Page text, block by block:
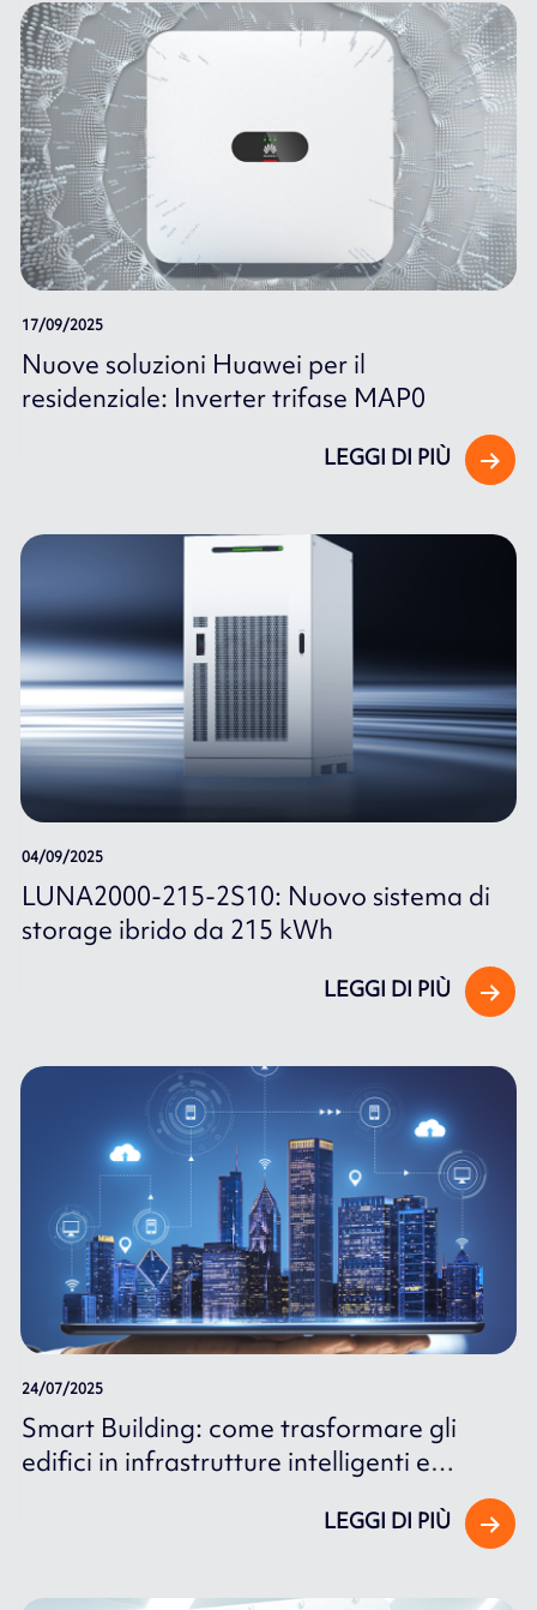
17/09/2025
Nuove soluzioni Huawei per il
residenziale: Inverter trifase MAP0
LEGGI DI PIÙ
04/09/2025
LUNA2000-215-2S10: Nuovo sistema di
storage ibrido da 215 kWh
LEGGI DI PIÙ
24/07/2025
Smart Building: come trasformare gli
edifici in infrastrutture intelligenti e
LEGGI DI PIÙ